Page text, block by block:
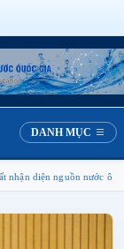
DANH MỤC
nước ô nhiễm, suy